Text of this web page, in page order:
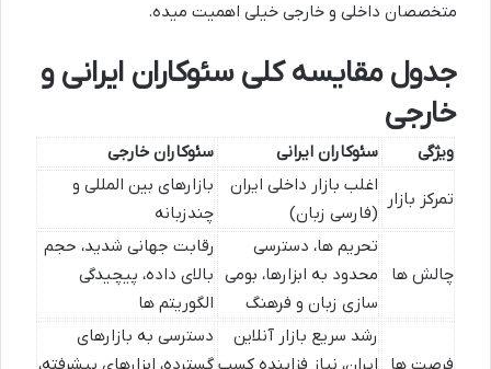
متخصصان داخلی و خارجی خیلی اهمیت میده.
جدول مقایسه کلی سئوکاران ایرانی و
خارجی
ویژگی سئوکاران ایرانی سئوکاران خارجی
تمرکز بازار
اغلب بازار داخلی ایران
(فارسی زبان)
بازارهای بین المللی و
چندزبانه
چالش ها
تحریم ها، دسترسی
محدود به ابزارها، بومی
سازی زبان و فرهنگ
رقابت جهانی شدید، حجم
بالای داده، پیچیدگی
الگوریتم ها
رشد سریع بازار آنلاین
دسترسی به بازارهای